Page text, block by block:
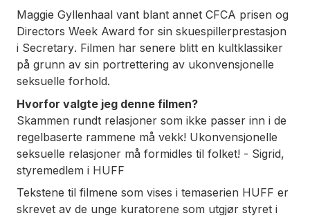
Maggie Gyllenhaal vant blant annet CFCA prisen og
Directors Week Award for sin skuespillerprestasjon
i Secretary. Filmen har senere blitt en kultklassiker
på grunn av sin portrettering av ukonvensjonelle
seksuelle forhold.
Hvorfor valgte jeg denne filmen?
Skammen rundt relasjoner som ikke passer inn i de
regelbaserte rammene må vekk! Ukonvensjonelle
seksuelle relasjoner må formidles til folket! - Sigrid,
styremedlem i HUFF
Tekstene til filmene som vises i temaserien HUFF er
skrevet av de unge kuratorene som utgjør styret i